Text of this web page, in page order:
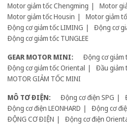
Motor giảm tốc Chengming
Motor
Motor giảm tốc Housin
Motor giảm
Động cơ giảm tốc LIMING
Động cơ
Động cơ giảm tốc TUNGLEE
GEAR MOTOR MINI:
Động cơ giảm
Động cơ giảm tốc Oriental
Đầu giảm
MOTOR GIẢM TỐC MINI
MÔ TƠ ĐIỆN:
Động cơ điện SPG
Động cơ điện LEONHARD
Động cơ
ĐỘNG CƠ ĐIỆN
Động cơ điện